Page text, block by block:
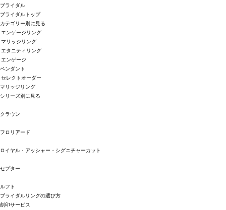
ブライダル
ブライダルトップ
カテゴリー別に見る
エンゲージリング
マリッジリング
エタニティリング
エンゲージ
ペンダント
セレクトオーダー
マリッジリング
シリーズ別に見る
クラウン
フロリアード
ロイヤル・アッシャー・シグニチャーカット
セプター
ルフト
ブライダルリングの選び方
刻印サービス